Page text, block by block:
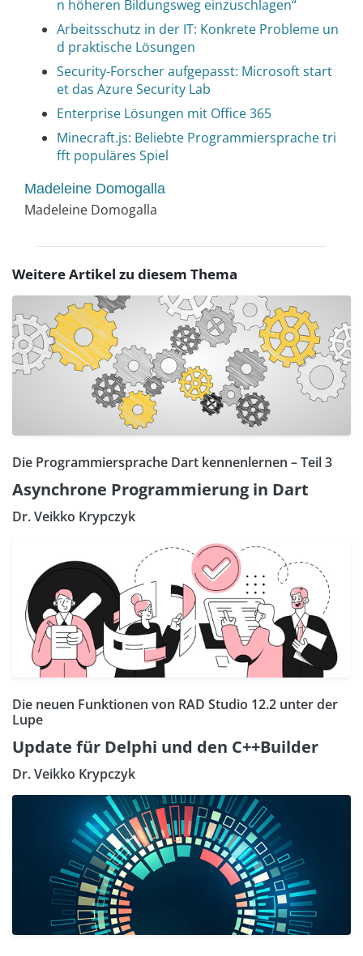
n höheren Bildungsweg einzuschlagen“
Arbeitsschutz in der IT: Konkrete Probleme un
d praktische Lösungen
Security-Forscher aufgepasst: Microsoft start
et das Azure Security Lab
Enterprise Lösungen mit Office 365
Minecraft.js: Beliebte Programmiersprache tri
fft populäres Spiel
Madeleine Domogalla
Madeleine Domogalla
Weitere Artikel zu diesem Thema
Die Programmiersprache Dart kennenlernen – Teil 3
Asynchrone Programmierung in Dart
Dr. Veikko Krypczyk
Die neuen Funktionen von RAD Studio 12.2 unter der
Lupe
Update für Delphi und den C++Builder
Dr. Veikko Krypczyk